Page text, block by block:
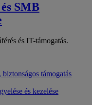
SMB
és IT-támogatás.
támogatás
és kezelése